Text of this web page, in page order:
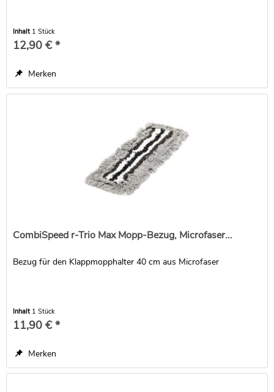
Inhalt 1 Stück
12,90 € *
Merken
CombiSpeed r-Trio Max Mopp-Bezug, Microfaser...
Bezug für den Klappmopphalter 40 cm aus Microfaser
Inhalt 1 Stück
11,90 € *
Merken